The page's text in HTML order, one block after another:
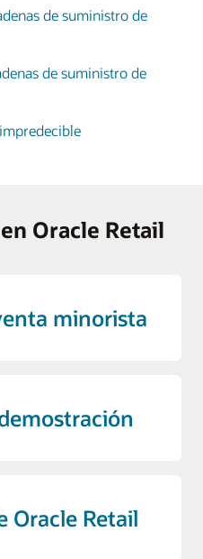
de suministro de
de suministro de
Oracle Retail
minorista
Oracle Retail